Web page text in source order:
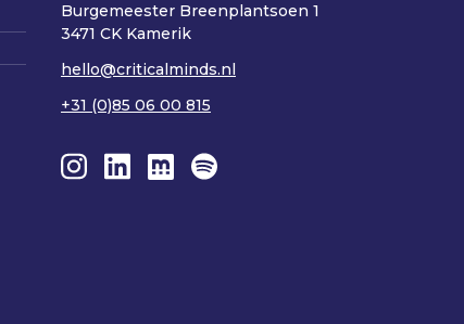
Burgemeester Breenplantsoen 1
3471 CK Kamerik
hello@criticalminds.nl
+31 (0)85 06 00 815